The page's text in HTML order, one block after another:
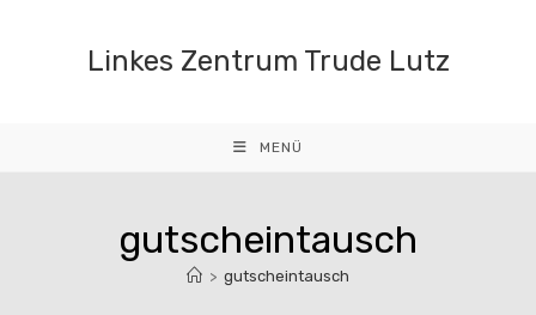
Linkes Zentrum Trude Lutz
MENÜ
gutscheintausch
> gutscheintausch